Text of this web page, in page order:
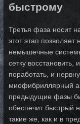
быстрому
Третья фаза носит
этот этап
немышечные
сетку
поработать, и
миофибриллярный
пре­ды­ду­щие фа­зы
обеспечит быстрый
такие же, как и в